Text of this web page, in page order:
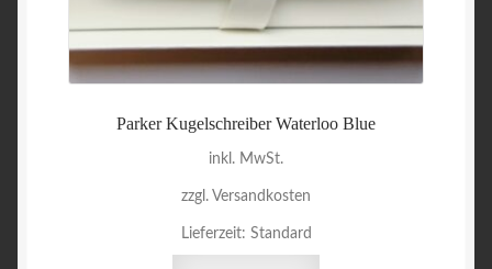
Parker Kugelschreiber Waterloo Blue
inkl. MwSt.
zzgl. Versandkosten
Lieferzeit: Standard